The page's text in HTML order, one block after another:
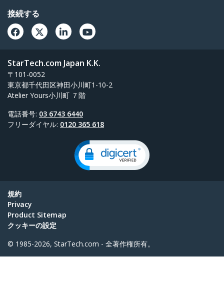
接続する
StarTech.com Japan K.K.
〒101-0052
東京都千代田区神田小川町1-10-2
Atelier Yours小川町 ７階
電話番号: 03 6743 6440
フリーダイヤル: 0120 365 618
規約
Privacy
Product Sitemap
クッキーの設定
© 1985-2026, StarTech.com - 全著作権所有。